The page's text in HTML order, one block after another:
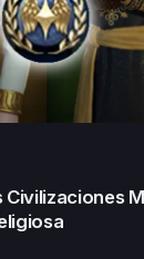
Civilizaciones